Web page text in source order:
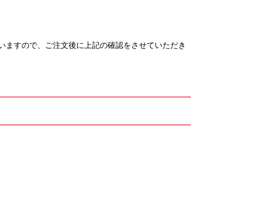
すので、ご注文後に上記の確認をさせていただき